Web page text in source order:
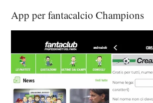
App per fantacalcio Champions